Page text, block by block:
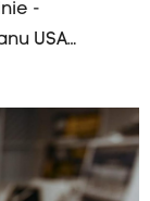
-
USA